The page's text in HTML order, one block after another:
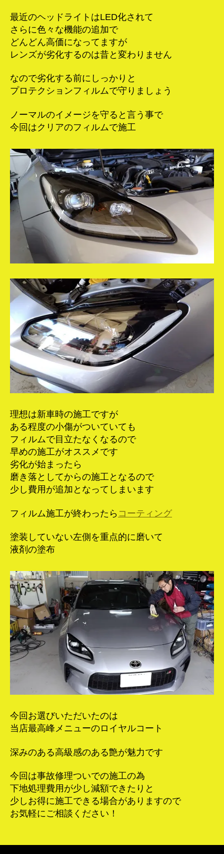
最近のヘッドライトはLED化されて
さらに色々な機能の追加で
どんどん高価になってますが
レンズが劣化するのは昔と変わりません
なので劣化する前にしっかりと
プロテクションフィルムで守りましょう
ノーマルのイメージを守ると言う事で
今回はクリアのフィルムで施工
理想は新車時の施工ですが
ある程度の小傷がついていても
フィルムで目立たなくなるので
早めの施工がオススメです
劣化が始まったら
磨き落としてからの施工となるので
少し費用が追加となってしまいます
フィルム施工が終わったら コーティング
塗装していない左側を重点的に磨いて
液剤の塗布
今回お選びいただいたのは
当店最高峰メニューのロイヤルコート
深みのある高級感のある艶が魅力です
今回は事故修理ついでの施工の為
下地処理費用が少し減額できたりと
少しお得に施工できる場合がありますので
お気軽にご相談ください！